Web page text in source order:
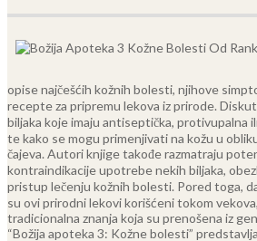
opise najčešćih kožnih bolesti, njihove
recepte za pripremu lekova iz prirode.
biljaka koje imaju antiseptička, protivupalna
te kako se mogu primenjivati na kožu u
čajeva. Autori knjige takođe razmatraju
kontraindikacije upotrebe nekih biljaka,
pristup lečenju kožnih bolesti. Pored toga,
su ovi prirodni lekovi korišćeni tokom
tradicionalna znanja koja su prenošena iz
“Božija apoteka 3: Kožne bolesti”